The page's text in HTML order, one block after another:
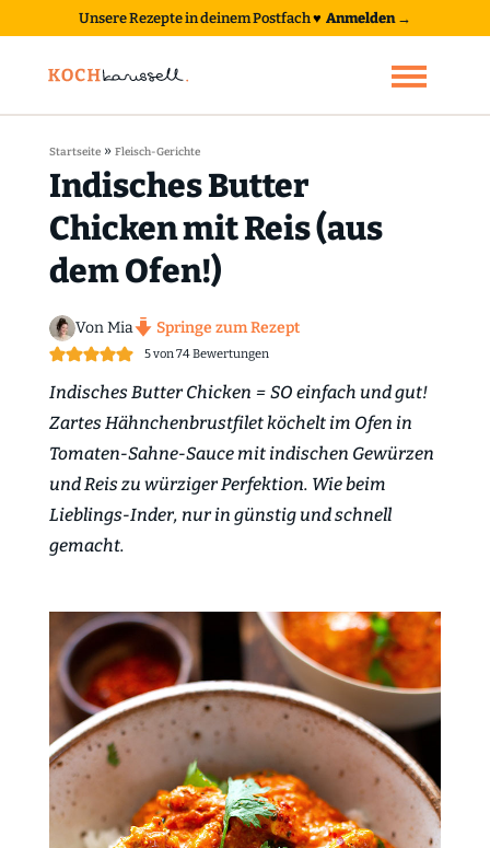
Unsere Rezepte in deinem Postfach♥ Anmelden →
Startseite» Fleisch-Gerichte
Indisches Butter
Chicken mit Reis (aus
dem Ofen!)
Von Mia Springe zum Rezept
5von74Bewertungen
Indisches Butter Chicken = SO einfach und gut!
Zartes Hähnchenbrustfilet köchelt im Ofen in
Tomaten-Sahne-Sauce mit indischen Gewürzen
und Reis zu würziger Perfektion. Wie beim
Lieblings-Inder, nur in günstig und schnell
gemacht.